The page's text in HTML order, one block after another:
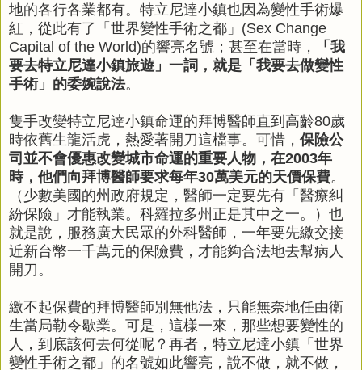
地的各行各業都有。特立尼達小鎮也因為變性手術爆
紅，從此有了「世界變性手術之都」(Sex Change
Capital of the World)的響亮名號；甚至在當時，
「我
要去特立尼達小鎮旅遊」一詞，就是「我要去做變性
手術」的委婉說法。
隻手改變特立尼達小鎮命運的拜博醫師直到高齡80歲
時依舊生龍活虎，熱愛著開刀這檔事。可惜， 保險公
司並不會優惠改變城市命運的重要人物，在2003年
時，他們向拜博醫師要求每年30萬美元的天價保費。
（少數美國的州政府規定，醫師一定要先有「醫療糾
紛保險」才能執業。科羅拉多州正是其中之一。）也
就是說，服務廣大民眾的外科醫師，一年要先繳交接
近新台幣一千萬元的保險費，才能夠合法地去幫病人
開刀。
繳不起保費的拜博醫師別無他法，只能無奈地任由衛
生當局勒令歇業。可是，這樣一來，那些想要變性的
人，到底該何去何從呢？再者，特立尼達小鎮「世界
變性手術之都」的名號如此響亮，說不做，就不做，